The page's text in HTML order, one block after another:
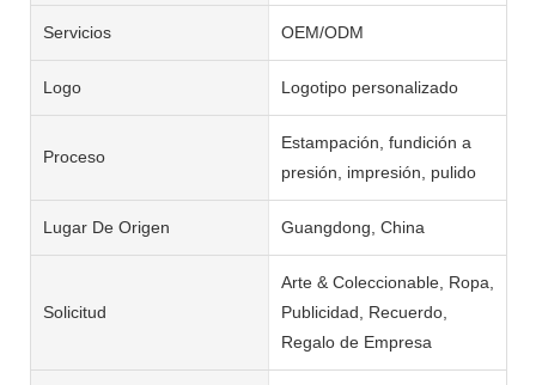
Servicios OEM/ODM
Logo Logotipo personalizado
Proceso
Estampación, fundición a
presión, impresión, pulido
Lugar De Origen Guangdong, China
Solicitud
Arte & Coleccionable, Ropa,
Publicidad, Recuerdo,
Regalo de Empresa